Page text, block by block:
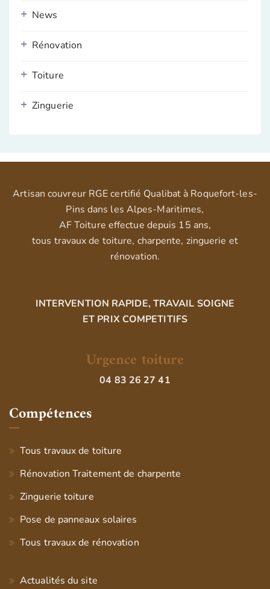
News
Rénovation
Toiture
Zinguerie
Artisan couvreur RGE certifié Qualibat à Roquefort-les-
Pins dans les Alpes-Maritimes,
AF Toiture effectue depuis 15 ans,
tous travaux de toiture, charpente, zinguerie et
rénovation.
INTERVENTION RAPIDE, TRAVAIL SOIGNE
ET PRIX COMPETITIFS
Urgence toiture
04 83 26 27 41
Compétences
Tous travaux de toiture
Rénovation Traitement de charpente
Zinguerie toiture
Pose de panneaux solaires
Tous travaux de rénovation
Actualités du site